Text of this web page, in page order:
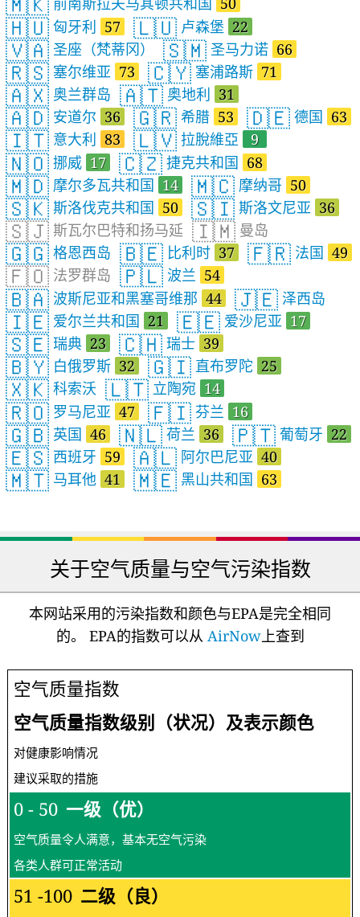
🇭🇺 匈牙利 57 🇱🇺 卢森堡 22
🇻🇦 圣座（梵蒂冈） 🇸🇲 圣马力诺 66
🇷🇸 塞尔维亚 73 🇨🇾 塞浦路斯 71
🇦🇽 奥兰群岛 🇦🇹 奥地利 31
🇦🇩 安道尔 36 🇬🇷 希腊 53 🇩🇪 德国 63
🇮🇹 意大利 83 🇱🇻 拉脫維亞 9
🇳🇴 挪威 17 🇨🇿 捷克共和国 68
🇲🇩 摩尔多瓦共和国 14 🇲🇨 摩纳哥 50
🇸🇰 斯洛伐克共和国 50 🇸🇮 斯洛文尼亚 36
🇸🇯 斯瓦尔巴特和扬马延 🇮🇲 曼岛
🇬🇬 格恩西岛 🇧🇪 比利时 37 🇫🇷 法国 49
🇫🇴 法罗群岛 🇵🇱 波兰 54
🇧🇦 波斯尼亚和黑塞哥维那 44 🇯🇪 泽西岛
🇮🇪 爱尔兰共和国 21 🇪🇪 爱沙尼亚 17
🇸🇪 瑞典 23 🇨🇭 瑞士 39
🇧🇾 白俄罗斯 32 🇬🇮 直布罗陀 25
🇽🇰 科索沃 🇱🇹 立陶宛 14
🇷🇴 罗马尼亚 47 🇫🇮 芬兰 16
🇬🇧 英国 46 🇳🇱 荷兰 36 🇵🇹 葡萄牙 22
🇪🇸 西班牙 59 🇦🇱 阿尔巴尼亚 40
🇲🇹 马耳他 41 🇲🇪 黑山共和国 63
关于空气质量与空气污染指数
本网站采用的污染指数和颜色与EPA是完全相同
的。 EPA的指数可以从 AirNow上查到
空气质量指数
空气质量指数级别（状况）及表示颜色
对健康影响情况
建议采取的措施
0 - 50 一级（优）
空气质量令人满意，基本无空气污染
各类人群可正常活动
51 -100 二级（良）